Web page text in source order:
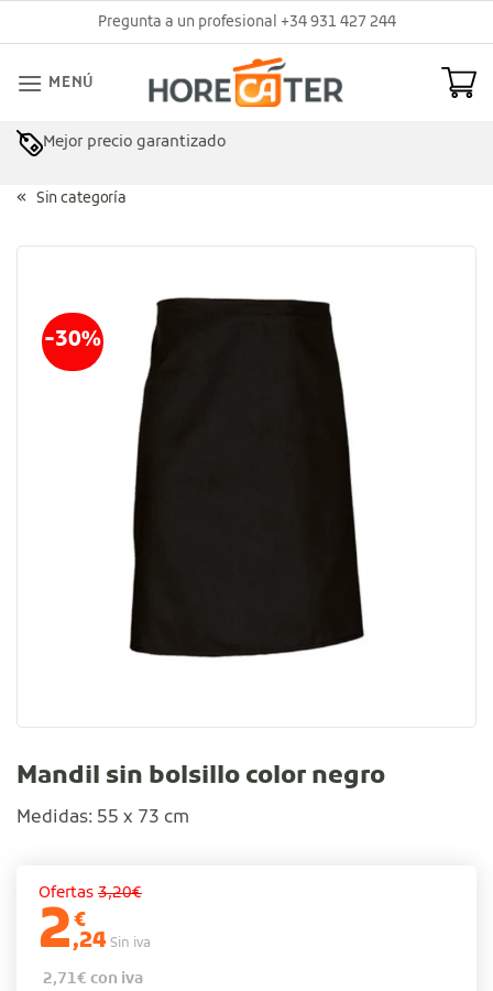
al
Pregunta a un profesional +34 931 427 244
MENÚ
Mejor precio garantizado
Asesoramiento profesional
Sin categoría
-30%
Mandil sin bolsillo color negro
Medidas: 55 x 73 cm
Ofertas 3,20€
2€
,24 Sin iva
2,71€ con iva